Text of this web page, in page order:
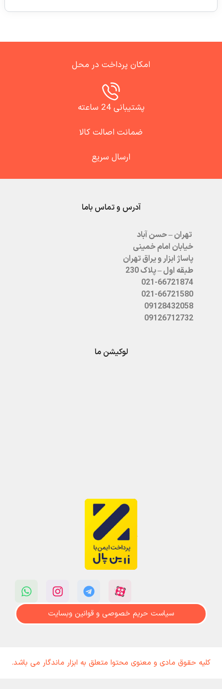
امکان پرداخت در محل
پشتیبانی 24 ساعته
ضمانت اصالت کالا
ارسال سریع
آدرس و تماس باما
تهران – حسن آباد
خیابان امام خمینی
پاساژ ابزار و یراق تهران
طبقه اول – پلاک 230
021-66721874
021-66721580
09128432058
09126712732
لوکیشن ما
سیاست حریم خصوصی و قوانین وبسایت
کلیه حقوق مادی و معنوی محتوا متعلق به ابزار ماندگار می باشد.